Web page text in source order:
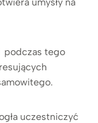
podczas tego
uczestniczyć